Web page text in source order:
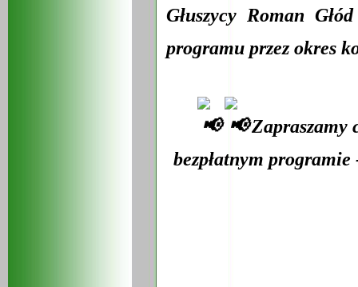
Głuszycy Roman
programu przez okres
Zapraszamy
bezpłatnym